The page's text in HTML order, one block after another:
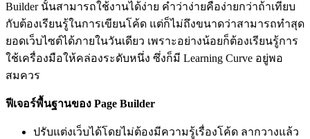
Builder นั้นสามารถใช้งานได้ง่าย คำว่าง่ายคือง่ายกว่าถ้าเทียบ
กับต้องเรียนรู้ในการเขียนโค้ด แต่ก็ไม่ถึงขนาดว่าสามารถทำสุด
ยอดเว็บไซต์ได้ภายในวันเดียว เพราะอย่างน้อยก็ต้องเรียนรู้การ
ใช้เครื่องมือให้คล่องระดับหนึ่ง ซึ่งก็มี Learning Curve อยู่พอ
สมควร
ฟีเจอร์พื้นฐานของ Page Builder
ปรับแต่งเว็บได้โดยไม่ต้องมีความรู้เรื่องโค้ด ลากวางแล้ว